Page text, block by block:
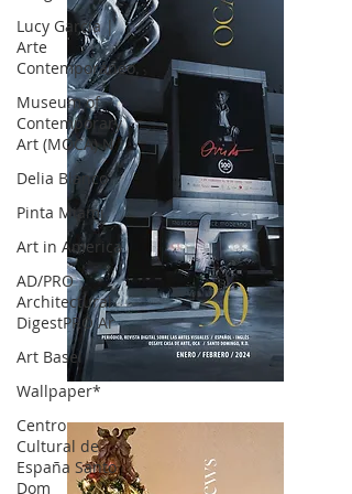
Lucy García |
Arte
Contemporáneo.
Museum of
Contemporary
Art (MOCA) N
Delia Blanco
Pinta Miami
Art in America
AD/PRO
Architectural
DigestPRO Ar
Art Basel
Wallpaper*
Centro
Cultural de
España Santo
Dom
OCA|News 30 /Enero-Febrero / 2024